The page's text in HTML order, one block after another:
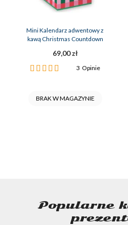
Mini Kalendarz adwentowy z
kawą Christmas Countdown
69,00 zł
Ocena:
3Opinie
BRAK W MAGAZYNIE
Popularne